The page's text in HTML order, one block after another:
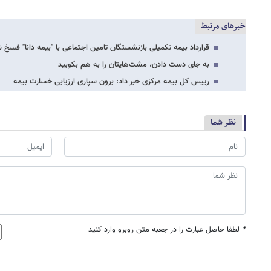
خبرهای مرتبط
قرارداد بیمه تکمیلی بازنشستگان تامین اجتماعی با "بیمه دانا"
به جای دست دادن، مشت‌هایتان را به هم بکوبید
رییس کل بیمه مرکزی خبر داد: برون سپاری ارزیابی خسارت بیمه
نظر شما
* لطفا حاصل عبارت را در جعبه متن روبرو وارد کنید